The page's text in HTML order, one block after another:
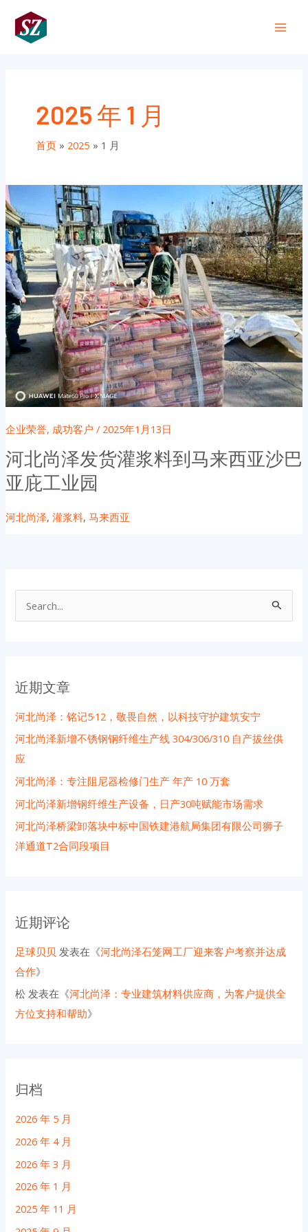
2025 年 1 月
首页 2025 1 月
企业荣誉, 成功客户 / 2025年1月13日
河北尚泽发货灌浆料到马来西亚沙巴
亚庇工业园
河北尚泽, 灌浆料, 马来西亚
近期文章
河北尚泽：铭记5·12，敬畏自然，以科技守护建筑安宁
河北尚泽新增不锈钢钢纤维生产线 304/306/310 自产拔丝供
应
河北尚泽：专注阻尼器检修门生产 年产 10 万套
河北尚泽新增钢纤维生产设备，日产30吨赋能市场需求
河北尚泽桥梁卸落块中标中国铁建港航局集团有限公司狮子
洋通道T2合同段项目
近期评论
足球贝贝 发表在《河北尚泽石笼网工厂迎来客户考察并达成
合作》
松 发表在《河北尚泽：专业建筑材料供应商，为客户提供全
方位支持和帮助》
归档
2026 年 5 月
2026 年 4 月
2026 年 3 月
2026 年 1 月
2025 年 11 月